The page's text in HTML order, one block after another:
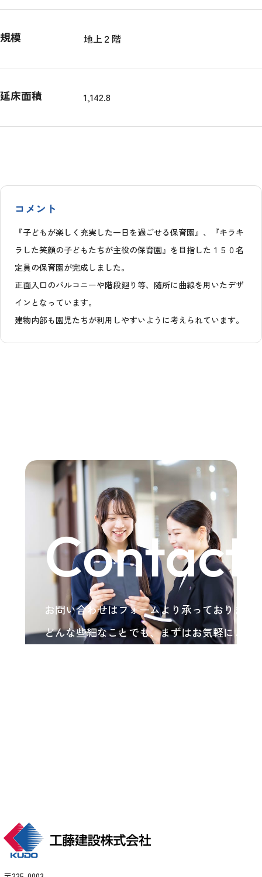
規模 地上２階
延床面積 1,142.8
コメント
『子どもが楽しく充実した一日を過ごせる保育園』、『キラキ
ラした笑顔の子どもたちが主役の保育園』を目指した１５０名
定員の保育園が完成しました。
正面入口のバルコニーや階段廻り等、随所に曲線を用いたデザ
インとなっています。
建物内部も園児たちが利用しやすいように考えられています。
Contact
お問い合わせはフォームより承っております
どんな些細なことでも、まずはお気軽にご相